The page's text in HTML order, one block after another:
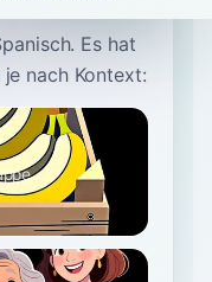
. Es hat
nach Kontext: